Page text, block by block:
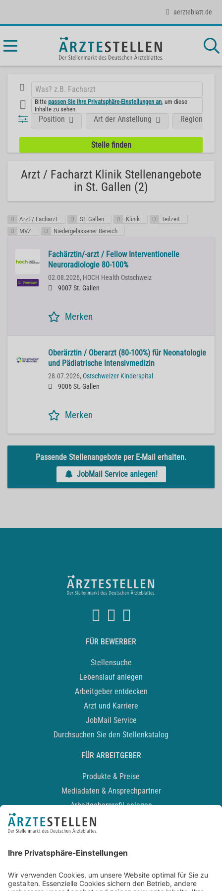
aerzteblatt.de
Bittepassen Sie Ihre Privatsphäre-Einstellungen an , um diese
Inhalte zu sehen.
Position Art der Anstellung Region
Arzt / Facharzt Klinik Stellenangebote
in St. Gallen (2)
Arzt / Facharzt St. Gallen Klinik
Teilzeit
MVZ
Niedergelassener Bereich
Premium
Fachärztin/-arzt / Fellow Interventionelle
Neuroradiologie 80-100%
02.08.2026, HOCH Health Ostschweiz
9007 St. Gallen
Merken
Oberärztin / Oberarzt (80-100%) für Neonatologie
und Pädiatrische Intensivmedizin
28.07.2026, Ostschweizer Kinderspital
9006 St. Gallen
Merken
Passende Stellenangebote per E-Mail erhalten.
JobMail Service anlegen!
FÜR BEWERBER
Stellensuche
Lebenslauf anlegen
Arbeitgeber entdecken
Arzt und Karriere
JobMail Service
Durchsuchen Sie den Stellenkatalog
FÜR ARBEITGEBER
Produkte & Preise
Mediadaten & Ansprechpartner
Arbeitgeberprofil anlegen
Recruiting-Podcast
Kontakt